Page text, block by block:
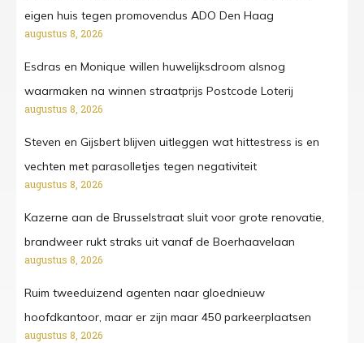
eigen huis tegen promovendus ADO Den Haag
augustus 8, 2026
Esdras en Monique willen huwelijksdroom alsnog
waarmaken na winnen straatprijs Postcode Loterij
augustus 8, 2026
Steven en Gijsbert blijven uitleggen wat hittestress is en
vechten met parasolletjes tegen negativiteit
augustus 8, 2026
Kazerne aan de Brusselstraat sluit voor grote renovatie,
brandweer rukt straks uit vanaf de Boerhaavelaan
augustus 8, 2026
Ruim tweeduizend agenten naar gloednieuw
hoofdkantoor, maar er zijn maar 450 parkeerplaatsen
augustus 8, 2026